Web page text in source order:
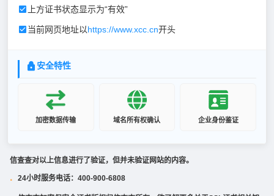
上方证书状态显示为“有效”
当前网页地址以https://www.xcc.cn开头
安全特性
加密数据传输 域名所有权确认 企业身份鉴证
信查查对以上信息进行了验证，但并未验证网站的内容。
· 24小时服务电话：400-900-6808